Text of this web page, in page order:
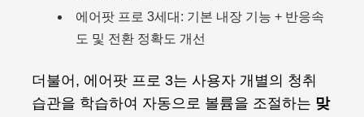
에어팟 프로 3세대: 기본 내장 기능 + 반응속
도 및 전환 정확도 개선
더불어, 에어팟 프로 3는 사용자 개별의 청취
습관을 학습하여 자동으로 볼륨을 조절하는 맞